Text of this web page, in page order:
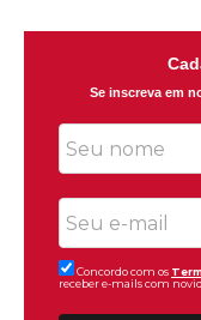
Se inscreva em
Concordo com os
receber e-mails com